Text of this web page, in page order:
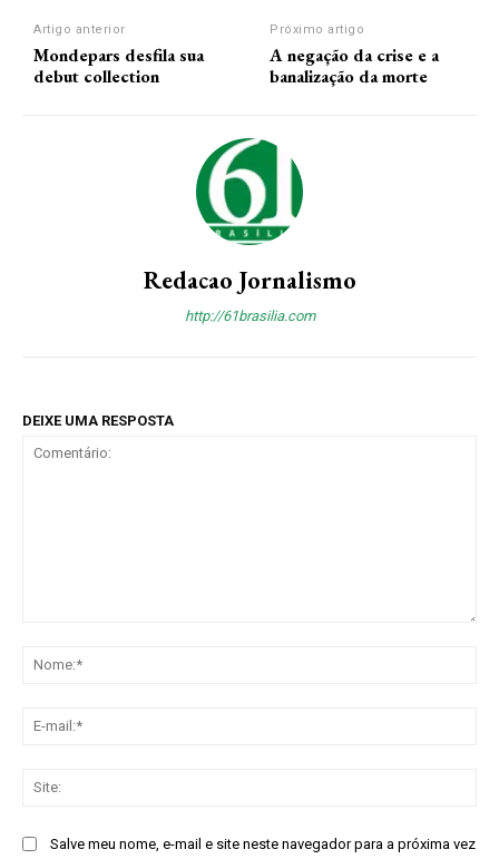
Artigo anterior
Mondepars desfila sua
debut collection
Próximo artigo
A negação da crise e a
banalização da morte
Redacao Jornalismo
http://61brasilia.com
DEIXE UMA RESPOSTA
Salve meu nome, e-mail e site neste navegador para a próxima vez